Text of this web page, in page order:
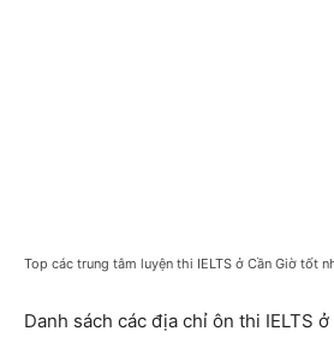
Top các trung tâm luyện thi IELTS ở Cần Giờ tốt
Danh sách các địa chỉ ôn thi IELTS